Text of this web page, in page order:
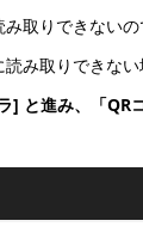
取りできないの
読み取りできな
] と進み、「QR